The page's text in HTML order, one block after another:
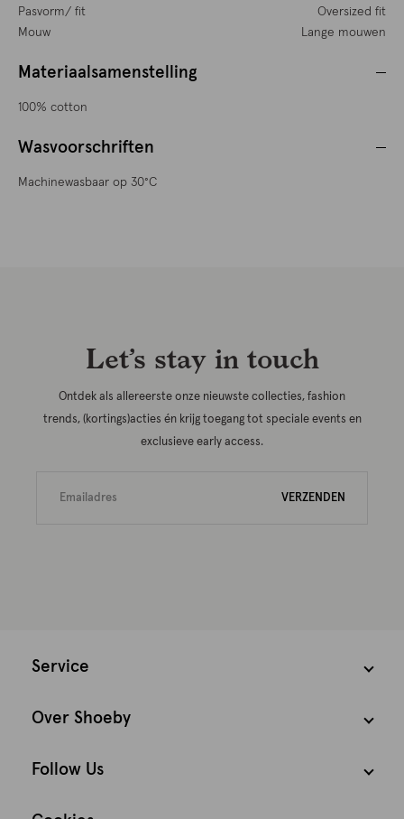
Pasvorm/ fit
Oversized fit
Mouw
Lange mouwen
Materiaalsamenstelling
100% cotton
Wasvoorschriften
Machinewasbaar op 30°C
Let’s stay in touch
Ontdek als allereerste onze nieuwste collecties, fashion
trends, (kortings)acties én krijg toegang tot speciale events en
exclusieve early access.
VERZENDEN
Service
Over Shoeby
Follow Us